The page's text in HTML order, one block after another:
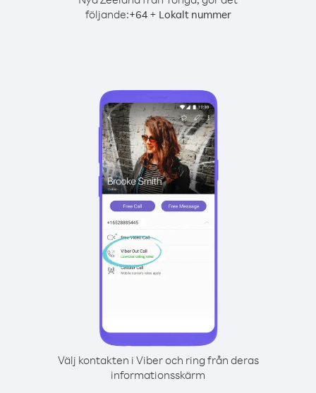
följande:+64+ Lokalt nummer
Välj kontakten i Viber och ring från deras
informationsskärm